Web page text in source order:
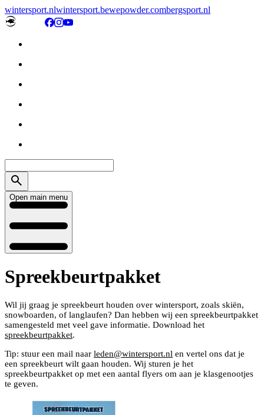
wintersport.nlwintersport.bewepowder.combergsport.nl
Open main menu
Spreekbeurtpakket
Wil jij graag je spreekbeurt houden over wintersport, zoals skiën,
snowboarden, of langlaufen? Dan hebben wij een spreekbeurtpakket
samengesteld met veel gave informatie. Download het
spreekbeurtpakket.
Tip: stuur een mail naar leden@wintersport.nl en vertel ons dat je
een spreekbeurt wilt gaan houden. Wij sturen je het
spreekbeurtpakket op met een aantal flyers om aan je klasgenootjes
te geven.